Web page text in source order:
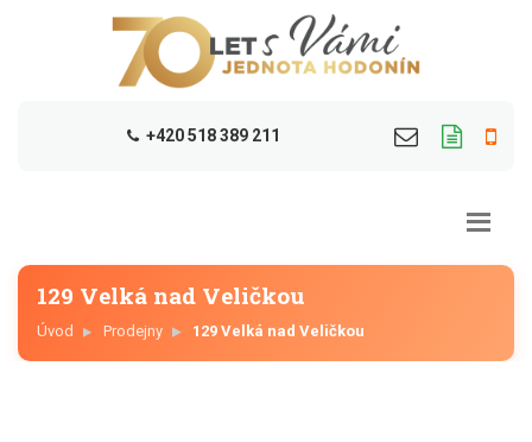
+420 518 389 211
129 Velká nad Veličkou
Úvod Prodejny 129 Velká nad Veličkou